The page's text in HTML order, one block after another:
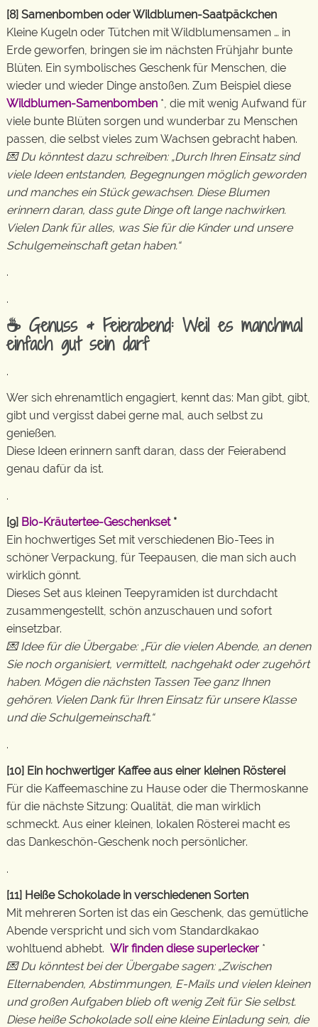
[8] Samenbomben oder Wildblumen-Saatpäckchen
Kleine Kugeln oder Tütchen mit Wildblumensamen … in
Erde geworfen, bringen sie im nächsten Frühjahr bunte
Blüten. Ein symbolisches Geschenk für Menschen, die
wieder und wieder Dinge anstoßen. Zum Beispiel diese
Wildblumen-Samenbomben *, die mit wenig Aufwand für
viele bunte Blüten sorgen und wunderbar zu Menschen
passen, die selbst vieles zum Wachsen gebracht haben.
💌 Du könntest dazu schreiben: „Durch Ihren Einsatz sind
viele Ideen entstanden, Begegnungen möglich geworden
und manches ein Stück gewachsen. Diese Blumen
erinnern daran, dass gute Dinge oft lange nachwirken.
Vielen Dank für alles, was Sie für die Kinder und unsere
Schulgemeinschaft getan haben.“
.
.
☕ Genuss & Feierabend: Weil es manchmal
einfach gut sein darf
.
Wer sich ehrenamtlich engagiert, kennt das: Man gibt, gibt,
gibt und vergisst dabei gerne mal, auch selbst zu
genießen.
Diese Ideen erinnern sanft daran, dass der Feierabend
genau dafür da ist.
.
[9] Bio-Kräutertee-Geschenkset*
Ein hochwertiges Set mit verschiedenen Bio-Tees in
schöner Verpackung, für Teepausen, die man sich auch
wirklich gönnt.
Dieses Set aus kleinen Teepyramiden ist durchdacht
zusammengestellt, schön anzuschauen und sofort
einsetzbar.
💌 Idee für die Übergabe: „Für die vielen Abende, an denen
Sie noch organisiert, vermittelt, nachgehakt oder zugehört
haben. Mögen die nächsten Tassen Tee ganz Ihnen
gehören. Vielen Dank für Ihren Einsatz für unsere Klasse
und die Schulgemeinschaft.“
.
[10] Ein hochwertiger Kaffee aus einer kleinen Rösterei
Für die Kaffeemaschine zu Hause oder die Thermoskanne
für die nächste Sitzung: Qualität, die man wirklich
schmeckt. Aus einer kleinen, lokalen Rösterei macht es
das Dankeschön-Geschenk noch persönlicher.
.
[11] Heiße Schokolade in verschiedenen Sorten
Mit mehreren Sorten ist das ein Geschenk, das gemütliche
Abende verspricht und sich vom Standardkakao
wohltuend abhebt. Wir finden diese superlecker *
💌 Du könntest bei der Übergabe sagen: „Zwischen
Elternabenden, Abstimmungen, E-Mails und vielen kleinen
und großen Aufgaben blieb oft wenig Zeit für Sie selbst.
Diese heiße Schokolade soll eine kleine Einladung sein, die